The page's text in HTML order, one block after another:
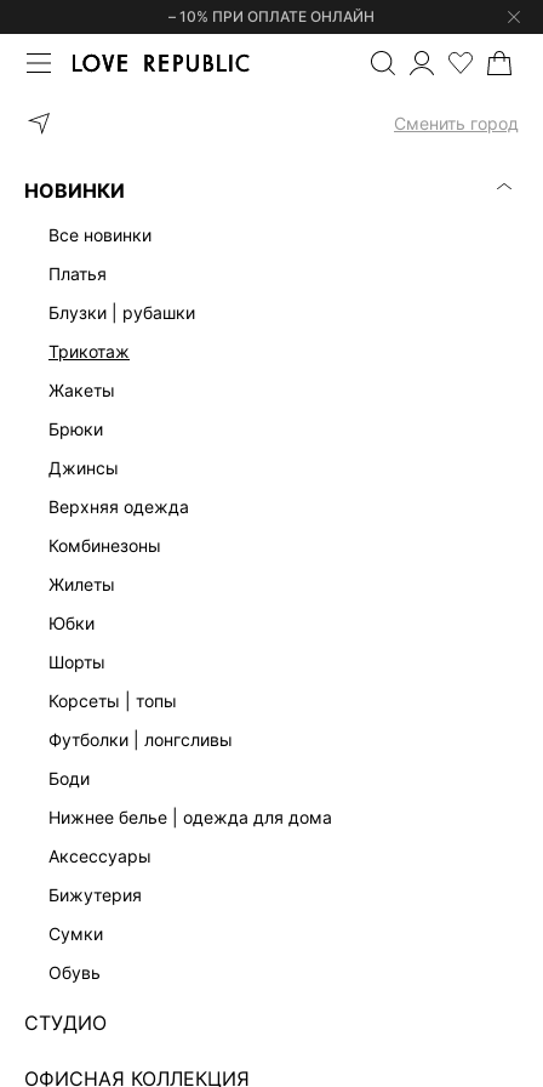
– 10% ПРИ ОПЛАТЕ ОНЛАЙН
Сменить город
НОВИНКИ
все новинки
платья
блузки | рубашки
трикотаж
жакеты
брюки
джинсы
верхняя одежда
комбинезоны
жилеты
юбки
шорты
корсеты | топы
футболки | лонгсливы
боди
нижнее белье | одежда для дома
аксессуары
бижутерия
сумки
обувь
СТУДИО
ОФИСНАЯ КОЛЛЕКЦИЯ
ГЛАВНАЯ ПЛАТЬЕ С ОТКРЫТЫМИ
6 999 ₽-49%
ЦВЕТ:КОРИЧНЕВЫЙ